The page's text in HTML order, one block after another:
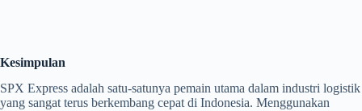
Kesimpulan
SPX Express adalah satu-satunya pemain utama dalam industri logistik
yang sangat terus berkembang cepat di Indonesia. Menggunakan